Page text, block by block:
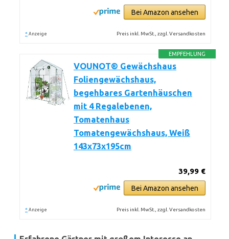
Bei Amazon ansehen
* Anzeige Preis inkl. MwSt., zzgl. Versandkosten
EMPFEHLUNG
VOUNOT® Gewächshaus
Foliengewächshaus,
begehbares Gartenhäuschen
mit 4 Regalebenen,
Tomatenhaus
Tomatengewächshaus, Weiß
143x73x195cm
39,99 €
Bei Amazon ansehen
* Anzeige Preis inkl. MwSt., zzgl. Versandkosten